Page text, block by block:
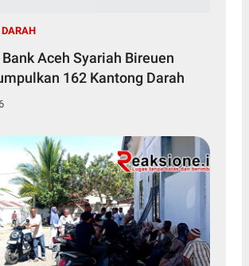
Aceh Syariah Bireuen
162 Kantong Darah